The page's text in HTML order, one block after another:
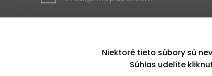
Sociálne siete
Niektoré tieto súbory sú
Súhlas udelíte